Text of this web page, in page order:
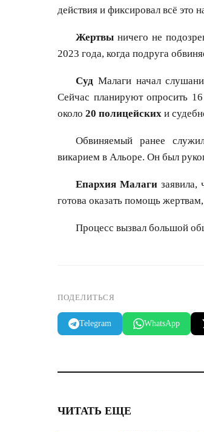
действия и фиксировал всё это
Жертвы ничего не
2023 года, когда подруга
Суд Малаги начал
Сейчас планируют опросить
около 20 полицейских и
Обвиняемый ранее
викарием в Альоре. Он был
Епархия Малагизаявила,
готова оказать помощь
Процесс вызвал большой
ПОДЕЛИТЬСЯ
Telegram WhatsApp
ЧИТАТЬ ЕЩЕ